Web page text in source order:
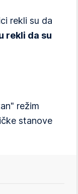
rekli su da
rekli da su
režim
stanove